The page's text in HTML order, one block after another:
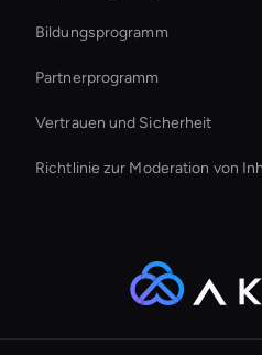
Bildungsprogramm
Partnerprogramm
Vertrauen und Sicherheit
Richtlinie zur Moderation von